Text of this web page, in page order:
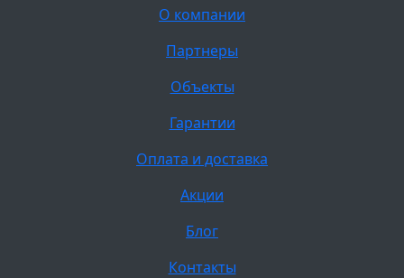
О компании
Партнеры
Объекты
Гарантии
Оплата и доставка
Акции
Блог
Контакты